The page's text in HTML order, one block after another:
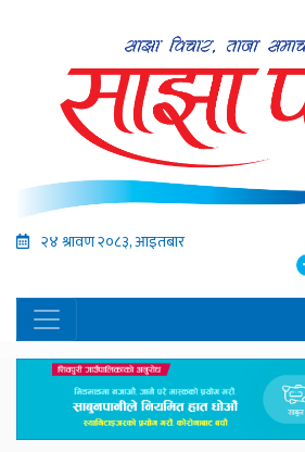
२४ श्रावण २०८३, आइतबार